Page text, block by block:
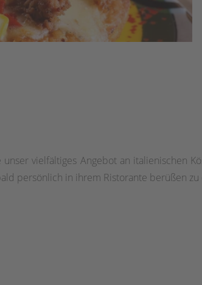
vielfältiges Angebot an italienischen
persönlich in ihrem Ristorante berüßen zu